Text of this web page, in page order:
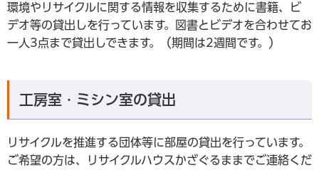
環境やリサイクルに関する情報を収集するために書籍、ビ
デオ等の貸出しを行っています。図書とビデオを合わせてお
一人3点まで貸出しできます。（期間は2週間です。）
工房室・ミシン室の貸出
リサイクルを推進する団体等に部屋の貸出を行っています。
ご希望の方は、リサイクルハウスかざぐるままでご連絡くだ